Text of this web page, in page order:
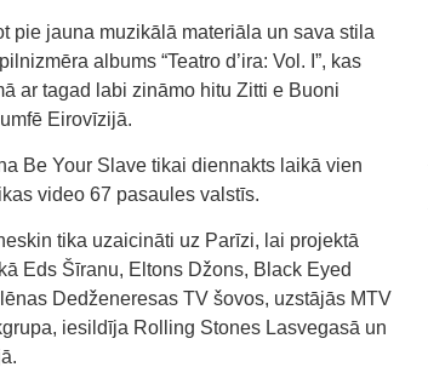
pie jauna muzikālā materiāla un sava stila
albums “Teatro d’ira: Vol. I”, kas
ar tagad labi zināmo hitu Zitti e Buoni
Eirovīzijā.
Be Your Slave tikai diennakts laikā vien
video 67 pasaules valstīs.
tika uzaicināti uz Parīzi, lai projektā
Eds Šīranu, Eltons Džons, Black Eyed
Dedženeresas TV šovos, uzstājās MTV
iesildīja Rolling Stones Lasvegasā un